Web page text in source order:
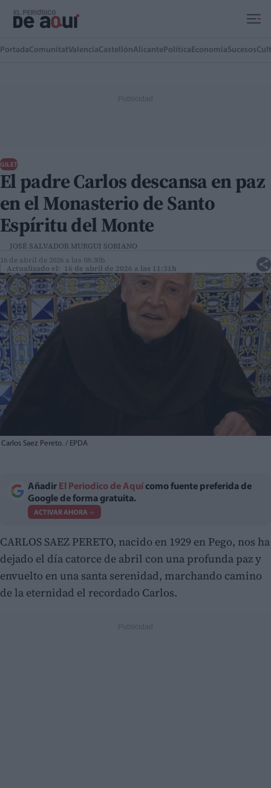
PortadaComunitatValenciaCastellónAlicante Política EconomíaSucesos
GILET
El padre Carlos descansa en paz
en el Monasterio de Santo
Espíritu del Monte
JOSÉ SALVADOR MURGUI SORIANO
16 de abril de 2026 a las 08:30h
Actualizado el: 16 de abril de 2026 a las 11:31h
Carlos Saez Pereto. / EPDA
Añadir El Periodico de Aquí como fuente preferida de
Google de forma gratuita.
ACTIVAR AHORA
CARLOS SAEZ PERETO, nacido en 1929 en Pego, nos ha
dejado el día catorce de abril con una profunda paz y
envuelto en una santa serenidad, marchando camino
de la eternidad el recordado Carlos.